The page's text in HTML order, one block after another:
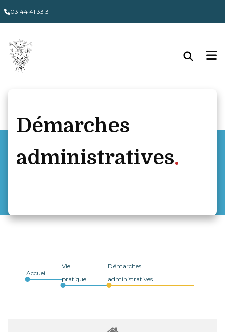
03 44 41 33 31
Démarches
administratives
Accueil
Vie
pratique
Démarches
administratives
Panneau de gestion des cookies